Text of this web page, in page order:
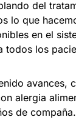
del
lo que
en el
los
avances,
alergia
de